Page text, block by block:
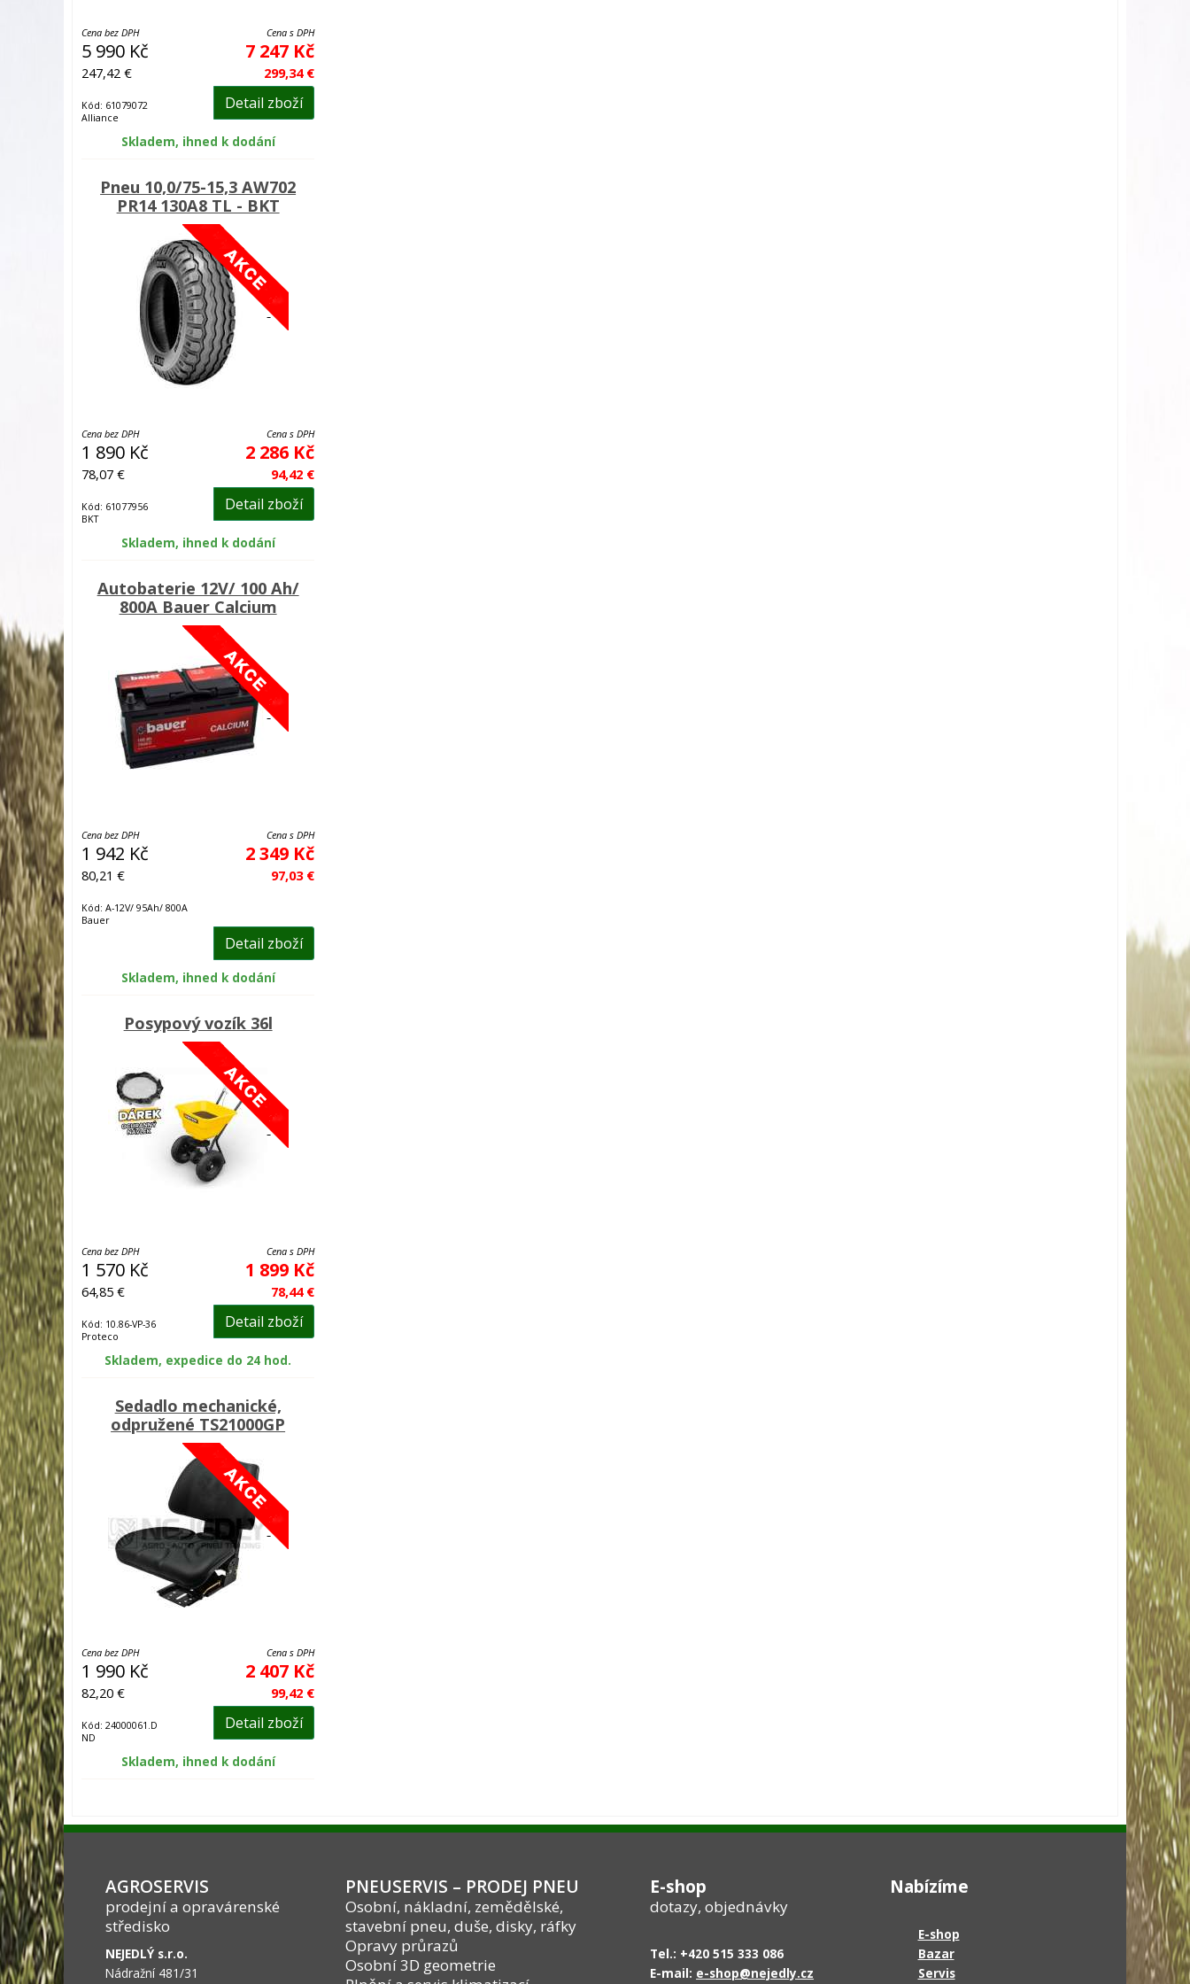
Cena bez DPH
5 990 Kč
247,42 €
Cena s DPH
7 247 Kč
299,34 €
Kód: 61079072
Alliance
Detail zboží
Skladem, ihned k dodání
Pneu 10,0/75-15,3 AW702
PR14 130A8 TL - BKT
Cena bez DPH
1 890 Kč
78,07 €
Cena s DPH
2 286 Kč
94,42 €
Kód: 61077956
BKT
Detail zboží
Skladem, ihned k dodání
Autobaterie 12V/ 100 Ah/
800A Bauer Calcium
Cena bez DPH
1 942 Kč
80,21 €
Cena s DPH
2 349 Kč
97,03 €
Kód: A-12V/ 95Ah/ 800A
Bauer
Detail zboží
Skladem, ihned k dodání
Posypový vozík 36l
Cena bez DPH
1 570 Kč
64,85 €
Cena s DPH
1 899 Kč
78,44 €
Kód: 10.86-VP-36
Proteco
Detail zboží
Skladem, expedice do 24 hod.
Sedadlo mechanické,
odpružené TS21000GP
Cena bez DPH
1 990 Kč
82,20 €
Cena s DPH
2 407 Kč
99,42 €
Kód: 24000061.D
ND
Detail zboží
Skladem, ihned k dodání
AGROSERVIS
prodejní a opravárenské
středisko
NEJEDLÝ s.r.o.
Nádražní 481/31
PNEUSERVIS – PRODEJ PNEU
Osobní, nákladní, zemědělské,
stavební pneu, duše, disky, ráfky
Opravy průrazů
Osobní 3D geometrie
E-shop
dotazy, objednávky
Tel.: +420 515 333 086
E-mail: e-shop@nejedly.cz
Nabízíme
E-shop
Bazar
Servis